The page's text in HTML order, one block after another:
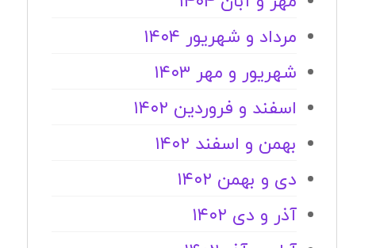
مرداد و شهریور ۱۴۰۴
شهریور و مهر ۱۴۰۳
اسفند و فروردین ۱۴۰۲
بهمن و اسفند ۱۴۰۲
دی و بهمن ۱۴۰۲
آذر و دی ۱۴۰۲